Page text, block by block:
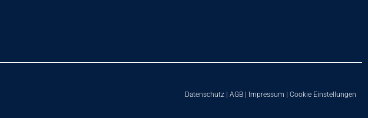
Datenschutz | AGB | Impressum | Cookie Einstellungen